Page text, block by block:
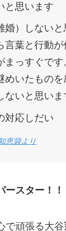
と思います
婚）しないと
言葉と行動が
まっすぐです
めいたものを
ないと思いま
対応しだい
恵袋より
ースター！！
で頑張る大